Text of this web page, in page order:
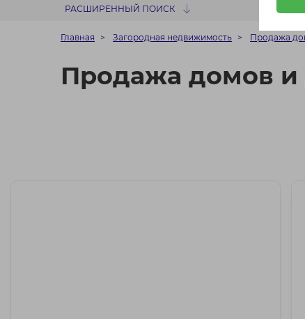
РАСШИРЕННЫЙ ПОИСК
Главная Загородная недвижимость Продажа
Продажа домов